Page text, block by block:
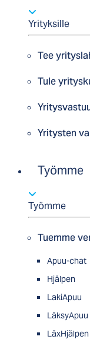
Yrityksille
Tee
Tule
Yritysten
Työmme
Työmme
Tuemme
Apuu-chat
Hjälpen
LakiApuu
LäksyApuu
LäxHjälpen